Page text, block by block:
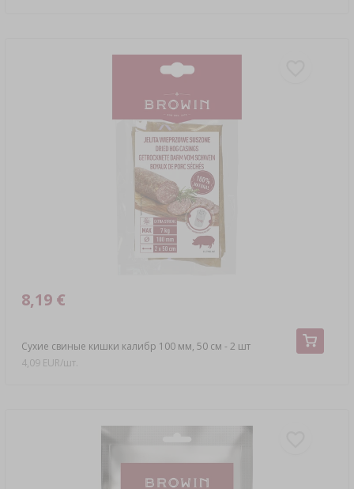
Сухие свиные кишки калибр 100 мм, 50 см - 2 шт
8,19 €
4,09 EUR/шт.